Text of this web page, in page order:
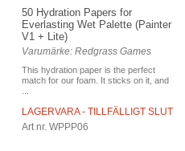
50 Hydration Papers for
Everlasting Wet Palette (Painter
V1 + Lite)
Varumärke: Redgrass Games
This hydration paper is the perfect
match for our foam. It sticks on it, and
LAGERVARA - TILLFÄLLIGT SLUT
Art nr. WPPP06